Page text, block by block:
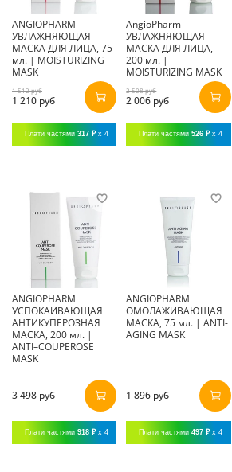
ANGIOPHARM
УВЛАЖНЯЮЩАЯ
МАСКА ДЛЯ ЛИЦА, 75
мл. | MOISTURIZING
MASK
1 512 руб
1 210 руб
Плати частями 317 ₽ x 4
AngioPharm
УВЛАЖНЯЮЩАЯ
МАСКА ДЛЯ ЛИЦА,
200 мл. |
MOISTURIZING MASK
2 508 руб
2 006 руб
Плати частями526 ₽ x 4
ANGIOPHARM
УСПОКАИВАЮЩАЯ
АНТИКУПЕРОЗНАЯ
МАСКА, 200 мл. |
ANTI–COUPEROSE
MASK
3 498 руб
Плати частями 918 ₽ x 4
ANGIOPHARM
ОМОЛАЖИВАЮЩАЯ
МАСКА, 75 мл. | ANTI-
AGING MASK
1 896 руб
Плати частями497 ₽ x 4